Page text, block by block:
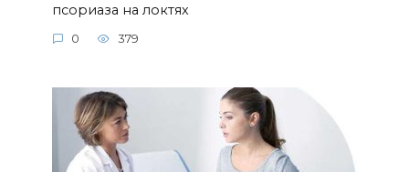
псориаза на локтях
0 379